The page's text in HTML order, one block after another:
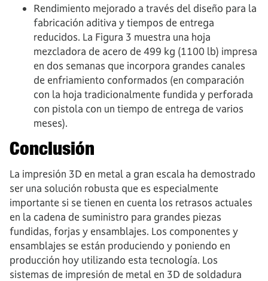
Rendimiento mejorado a través del diseño para la
fabricación aditiva y tiempos de entrega
reducidos. La Figura 3 muestra una hoja
mezcladora de acero de 499 kg (1100 lb) impresa
en dos semanas que incorpora grandes canales
de enfriamiento conformados (en comparación
con la hoja tradicionalmente fundida y perforada
con pistola con un tiempo de entrega de varios
meses).
Conclusión
La impresión 3D en metal a gran escala ha demostrado
ser una solución robusta que es especialmente
importante si se tienen en cuenta los retrasos actuales
en la cadena de suministro para grandes piezas
fundidas, forjas y ensamblajes. Los componentes y
ensamblajes se están produciendo y poniendo en
producción hoy utilizando esta tecnología. Los
sistemas de impresión de metal en 3D de soldadura